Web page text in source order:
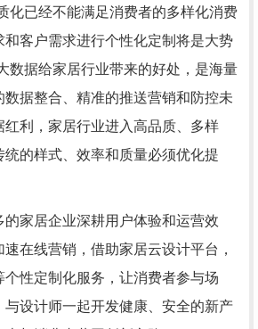
已经不能满足消费者的多样化消费
和客户需求进行个性化定制将是大势
数据给家居行业带来的好处，是海量
数据整合、精准的推送营销和防控未
红利，家居行业进入高品质、多样
的样式、效率和质量必须优化提
家居企业深耕用户体验和运营效
在线营销，借助家居云设计平台，
性定制化服务，让消费者参与场
与设计师一起开发健康、安全的新产